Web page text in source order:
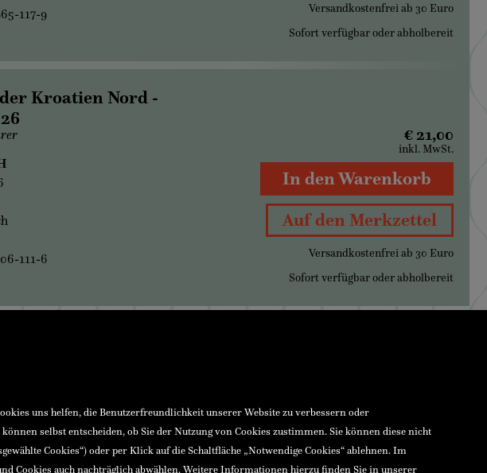
117-9
Versandkostenfrei ab 30 Euro
Sofort verfügbar oder abholbereit
Kroatien Nord -
111-6
€ 21,00
inkl. MwSt.
In den Warenkorb
Auf den Merkzettel
Versandkostenfrei ab 30 Euro
Sofort verfügbar oder abholbereit
52 520 53
uns helfen, die Benutzerfreundlichkeit unserer Website zu verbessern oder
selbst entscheiden, ob Sie der Nutzung von Cookies zustimmen. Sie können diese nicht
Cookies“) oder per Klick auf die Schaltfläche „Notwendige Cookies“ ablehnen. Im
Cookies auch nachträglich abwählen. Weitere Informationen hierzu finden Sie in unserer